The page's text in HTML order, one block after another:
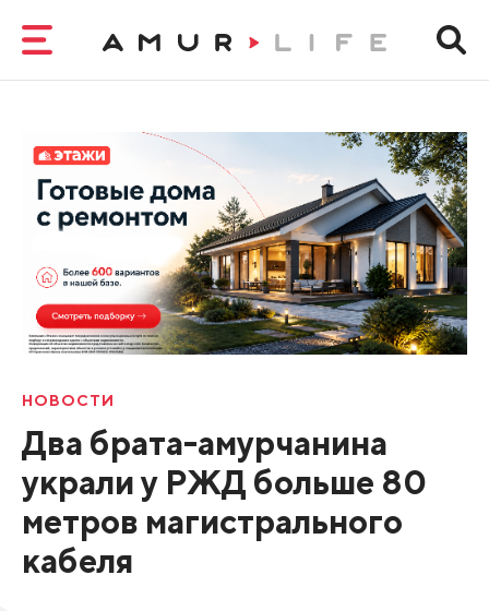
НОВОСТИ
Два брата-амурчанина
украли у РЖД больше 80
метров магистрального
кабеля